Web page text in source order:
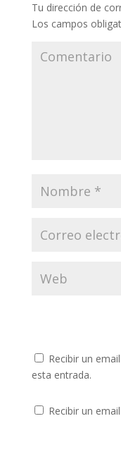
Tu dirección de
Los campos
Recibir un
esta entrada.
Recibir un